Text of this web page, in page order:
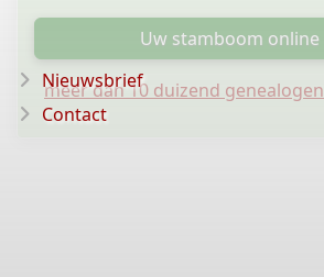
Uw stamboom online
meer dan 10 duizend genealogen
Nieuwsbrief
Contact